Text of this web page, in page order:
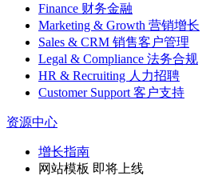
Finance 财务金融
Marketing & Growth 营销增长
Sales & CRM 销售客户管理
Legal & Compliance 法务合规
HR & Recruiting 人力招聘
Customer Support 客户支持
资源中心
增长指南
网站模板 即将上线